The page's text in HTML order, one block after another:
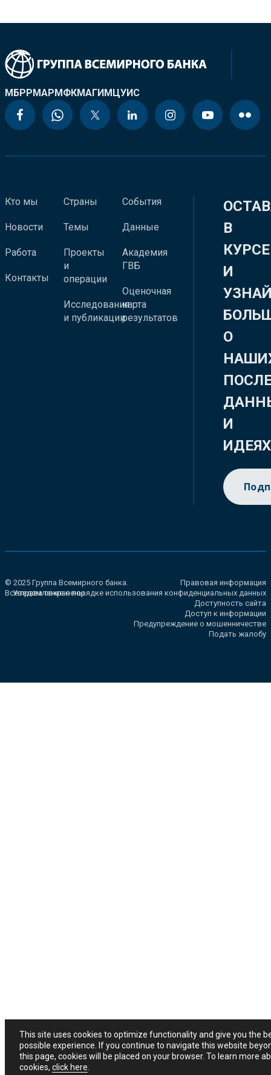
МБРРМАРМФКМАГИМЦУИС
Кто мы
Новости
Работа
Контакты
Страны
Темы
Проекты
и
операции
Исследования
и публикации
События
Данные
Академия
ГВБ
Оценочная
карта
результатов
В
КУРСЕ
И
О
И
ИДЕЯХ
© 2025 Группа Всемирного банка.
Все права сохранены.
Правовая информация
Уведомление о порядке использования конфиденциальных данных
Доступность сайта
Доступ к информации
Предупреждение о мошенничестве
Подать жалобу
This site uses cookies to optimize functionality and give you the
possible experience. If you continue to navigate this website
this page, cookies will be placed on your browser. To learn more
cookies, click here